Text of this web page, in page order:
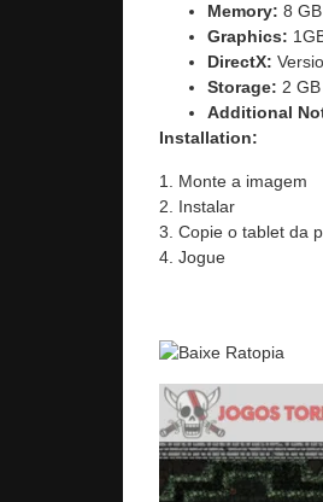
Memory: 8
Graphics:
DirectX:
Storage: 2
Additional
Installation:
1. Monte a imagem
2. Instalar
3. Copie o tablet da
4. Jogue